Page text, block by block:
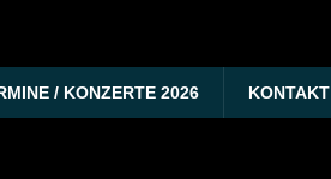
/ KONZERTE 2026 KONTAKT